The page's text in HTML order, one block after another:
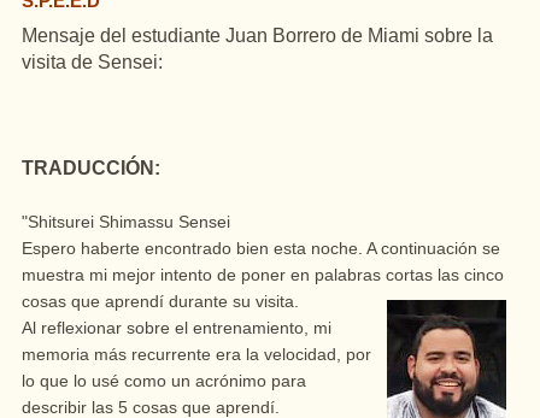
Mensaje del estudiante Juan Borrero de Miami sobre la
visita de Sensei:
TRADUCCIÓN:
"Shitsurei Shimassu Sensei
Espero haberte encontrado bien esta noche. A continuación se
muestra mi mejor intento de poner en palabras cortas las cinco
cosas que aprendí durante su visita.
Al reflexionar sobre el entrenamiento, mi
memoria más recurrente era la velocidad, por
lo que lo usé como un acrónimo para
describir las 5 cosas que aprendí.